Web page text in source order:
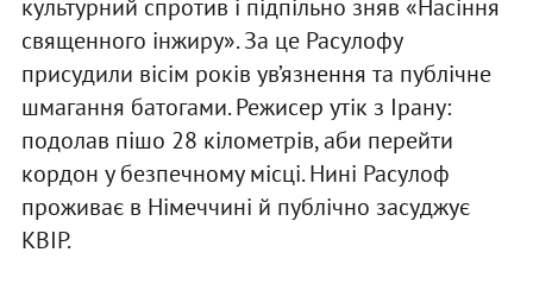
культурний спротив і підпільно зняв «Насіння
священного інжиру». За це Расулофу
присудили вісім років ув’язнення та публічне
шмагання батогами. Режисер утік з Ірану:
подолав пішо 28 кілометрів, аби перейти
кордон у безпечному місці. Нині Расулоф
проживає в Німеччині й публічно засуджує
КВІР.